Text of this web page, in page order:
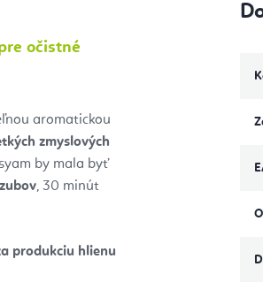
očistné
aromatickou
zmyslových
by mala byť
, 30 minút
produkciu hlienu